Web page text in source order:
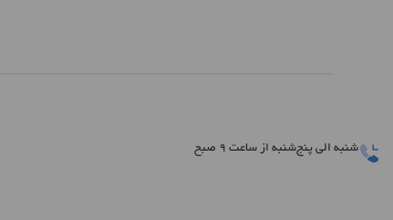
شنبه الی پنج‌شنبه از ساعت 9 صبح